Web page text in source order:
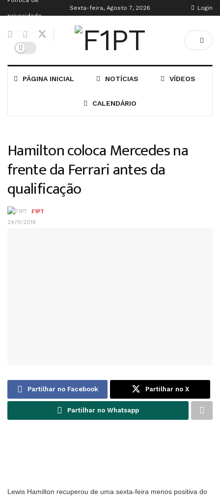
privacidade
Contactos
Sexta-feira, Agosto 7, 2026 Login
PÁGINA INICIAL NOTÍCIAS VÍDEOS
CALENDÁRIO
Hamilton coloca Mercedes na
frente da Ferrari antes da
qualificação
F1PT
24/11/2018
Partilhar no Facebook Partilhar no X
Partilhar no Whatsapp
Lewis Hamilton recuperou de uma sexta-feira menos positiva do